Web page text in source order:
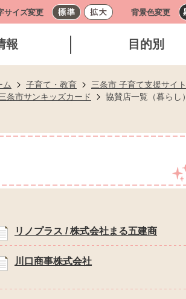
サイズ変更 背景色変更
報 目的別
ム 子育て・教育 三条市 子育て支援サイト
条市サンキッズカード
協賛店一覧（暮らし）
リノプラス / 株式会社まる五建商
川口商事株式会社